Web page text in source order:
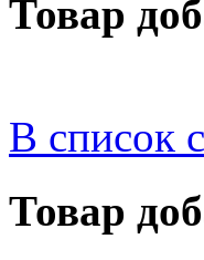
Товар
В список
Товар